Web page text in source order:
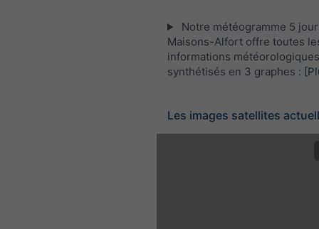
Notre météogramme 5
Maisons-Alfort offre toutes
informations météorologiques
synthétisés en 3 graphes :
Les images satellites